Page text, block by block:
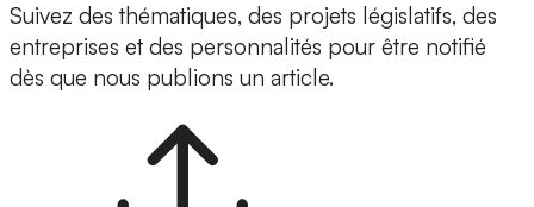
Suivez des thématiques, des projets législatifs, des
entreprises et des personnalités pour être notifié
dès que nous publions un article.